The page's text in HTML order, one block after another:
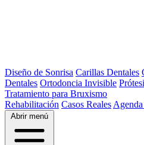
Diseño de Sonrisa Carillas Dentales
Dentales Ortodoncia Invisible
Tratamiento para Bruxismo
Rehabilitación Casos Reales
Abrir menú